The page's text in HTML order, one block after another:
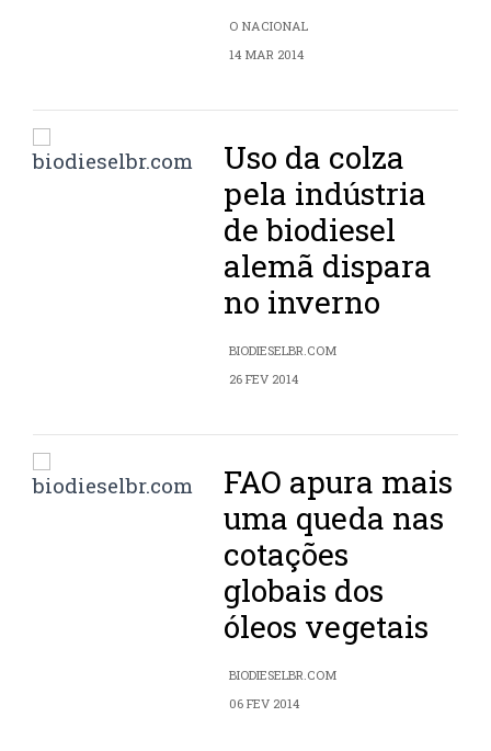
O NACIONAL
14 MAR 2014
Uso da colza
pela indústria
de biodiesel
alemã dispara
no inverno
BIODIESELBR.COM
26 FEV 2014
FAO apura mais
uma queda nas
cotações
globais dos
óleos vegetais
BIODIESELBR.COM
06 FEV 2014